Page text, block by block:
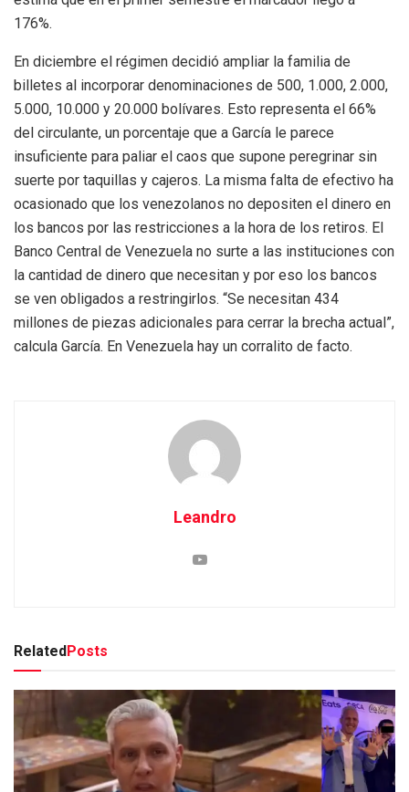
176%.
En diciembre el régimen decidió ampliar la familia de
billetes al incorporar denominaciones de 500, 1.000, 2.000,
5.000, 10.000 y 20.000 bolívares. Esto representa el 66%
del circulante, un porcentaje que a García le parece
insuficiente para paliar el caos que supone peregrinar sin
suerte por taquillas y cajeros. La misma falta de efectivo ha
ocasionado que los venezolanos no depositen el dinero en
los bancos por las restricciones a la hora de los retiros. El
Banco Central de Venezuela no surte a las instituciones con
la cantidad de dinero que necesitan y por eso los bancos
se ven obligados a restringirlos. “Se necesitan 434
millones de piezas adicionales para cerrar la brecha actual”,
calcula García. En Venezuela hay un corralito de facto.
Leandro
RelatedPosts